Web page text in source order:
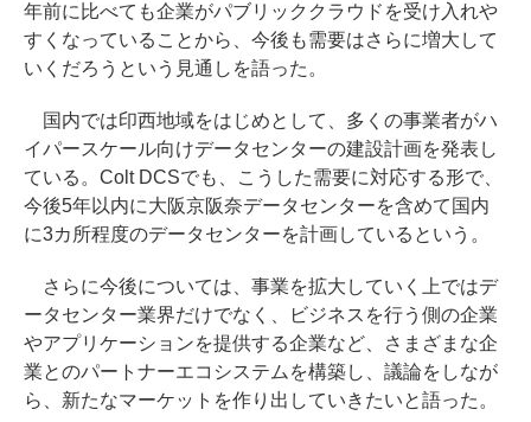
年前に比べても企業がパブリッククラウドを受け入れや
すくなっていることから、今後も需要はさらに増大して
いくだろうという見通しを語った。
国内では印西地域をはじめとして、多くの事業者がハ
イパースケール向けデータセンターの建設計画を発表し
ている。Colt DCSでも、こうした需要に対応する形で、
今後5年以内に大阪京阪奈データセンターを含めて国内
に3カ所程度のデータセンターを計画しているという。
さらに今後については、事業を拡大していく上ではデ
ータセンター業界だけでなく、ビジネスを行う側の企業
やアプリケーションを提供する企業など、さまざまな企
業とのパートナーエコシステムを構築し、議論をしなが
ら、新たなマーケットを作り出していきたいと語った。